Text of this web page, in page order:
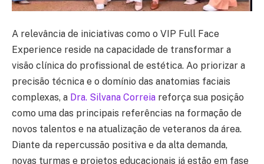
A relevância de iniciativas como o VIP Full Face
Experience reside na capacidade de transformar a
visão clínica do profissional de estética. Ao priorizar a
precisão técnica e o domínio das anatomias faciais
complexas, a Dra. Silvana Correia reforça sua posição
como uma das principais referências na formação de
novos talentos e na atualização de veteranos da área.
Diante da repercussão positiva e da alta demanda,
novas turmas e projetos educacionais já estão em fase